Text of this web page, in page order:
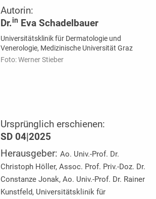
Autorin:
Dr.in Eva Schadelbauer
Universitätsklinik für Dermatologie und
Venerologie, Medizinische Universität Graz
Foto: Werner Stieber
Ursprünglich erschienen:
SD 04|2025
Herausgeber:Ao. Univ.-Prof. Dr.
Christoph Höller, Assoc. Prof. Priv.-Doz. Dr.
Constanze Jonak, Ao. Univ.-Prof. Dr. Rainer
Kunstfeld, Universitätsklinik für